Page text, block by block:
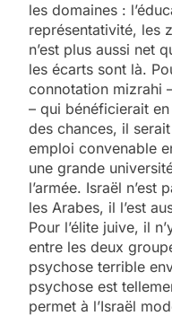
les domaines :
représentativité, les
n’est plus aussi net
les écarts sont là.
connotation mizrahi
– qui bénéficierait
des chances, il
emploi convenable
une grande
l’armée. Israël n’est
les Arabes, il l’est
Pour l’élite juive, il
entre les deux
psychose terrible
psychose est
permet à l’Israël